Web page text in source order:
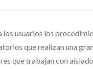
los usuarios los
que realizan una
que trabajan con